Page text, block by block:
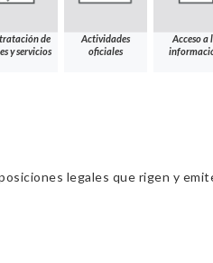
de
y servicios
Actividades
oficiales
Acceso a
legales que rigen y